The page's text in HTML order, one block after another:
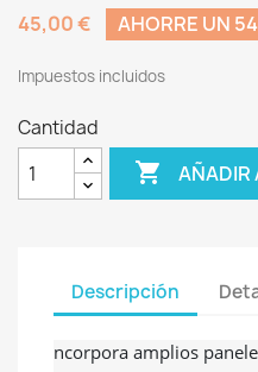
45,00 €
AHORRE UN
Impuestos incluidos
Cantidad
 AÑADIR
Descripción
ncorpora amplios